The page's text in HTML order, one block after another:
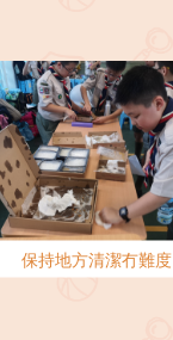
保持地方清潔冇難度